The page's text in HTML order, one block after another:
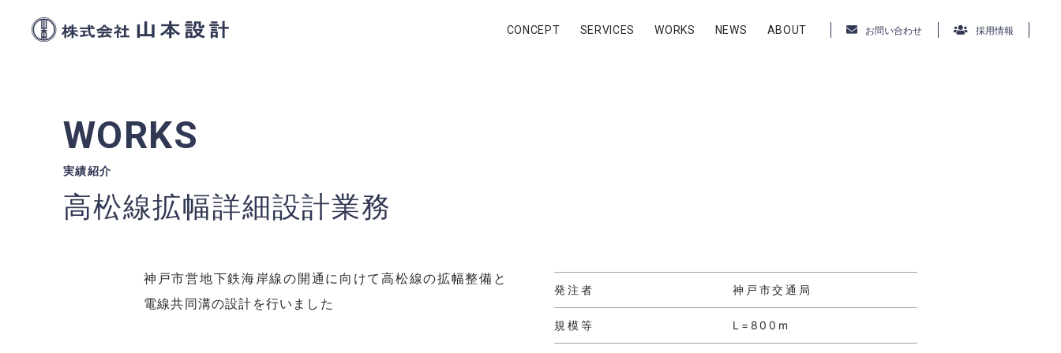
CONCEPT SERVICES WORKS NEWS ABOUT お問い合わせ 採用情報
WORKS
実績紹介
高松線拡幅詳細設計業務
神戸市営地下鉄海岸線の開通に向けて高松線の拡幅整備と
電線共同溝の設計を行いました
発注者 神戸市交通局
規模等 L=800m